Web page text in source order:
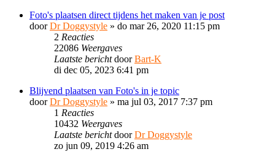
Foto's plaatsen direct tijdens het maken van je post
doorDr Doggystyle » do mar 26, 2020 11:15 pm
2 Reacties
22086 Weergaves
Laatste berichtdoorBart-K
di dec 05, 2023 6:41 pm
Blijvend plaatsen van Foto's in je topic
doorDr Doggystyle » ma jul 03, 2017 7:37 pm
1 Reacties
10432 Weergaves
Laatste berichtdoorDr Doggystyle
zo jun 09, 2019 4:26 am